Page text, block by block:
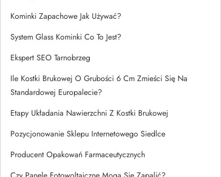
Kominki Zapachowe Jak Używać?
System Glass Kominki Co To Jest?
Ekspert SEO Tarnobrzeg
Ile Kostki Brukowej O Grubości 6 Cm Zmieści Się Na
Standardowej Europalecie?
Etapy Układania Nawierzchni Z Kostki Brukowej
Pozycjonowanie Sklepu Internetowego Siedlce
Producent Opakowań Farmaceutycznych